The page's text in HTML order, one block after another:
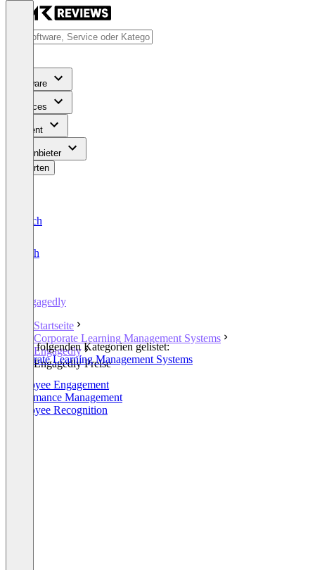
Software
Services
Content
Für Anbieter
Bewerten
Deutsch
English
Engagedly
Startseite
Corporate Learning Management Systems
Engagedly
Engagedly Preise
In den folgenden Kategorien gelistet:
Corporate Learning Management Systems
Employee Engagement
Performance Management
Employee Recognition